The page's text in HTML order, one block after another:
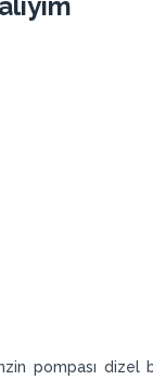
pompası